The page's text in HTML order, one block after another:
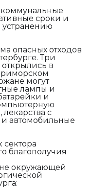
коммунальные
сроки и
устранению
опасных отходов
Три
в
могут
лампы и
и
лекарства с
автомобильные
благополучия
окружающей